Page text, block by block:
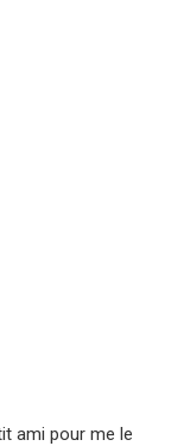
ami pour me le